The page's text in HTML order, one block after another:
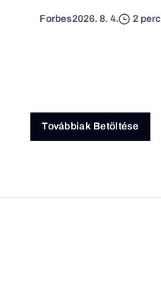
Forbes2026. 8. 4. 2 perc
Továbbiak Betöltése